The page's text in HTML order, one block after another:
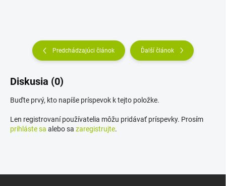
Predchádzajúci článok Ďalší článok
Diskusia (0)
Buďte prvý, kto napíše príspevok k tejto položke.
Len registrovaní používatelia môžu pridávať príspevky. Prosím
prihláste sa alebo sa zaregistrujte.